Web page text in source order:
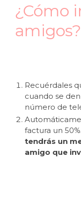
¿Cómo
amigos?
Recuérdales
cuando se
número de
factura un 50%.
tendrás un
amigo que